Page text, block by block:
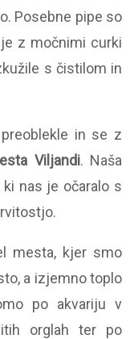
Posebne pipe so
z močnimi curki
s čistilom in
in se z
Viljandi. Naša
nas je očaralo s
mesta, kjer smo
a izjemno toplo
po akvariju v
orglah ter po